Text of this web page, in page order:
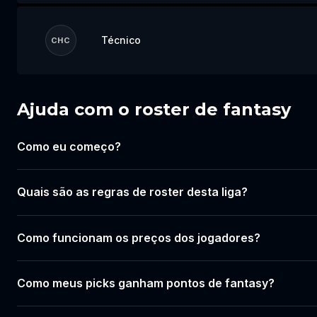
CHC Técnico
Login
Ajuda com o roster de fantasy
Como eu começo?
Quais são as regras de roster desta liga?
Como funcionam os preços dos jogadores?
Como meus picks ganham pontos de fantasy?